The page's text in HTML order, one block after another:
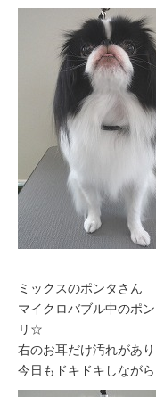
ミックスのポンタさん
マイクロバブル中のポ
リ☆
右のお耳だけ汚れがあ
今日もドキドキしなが